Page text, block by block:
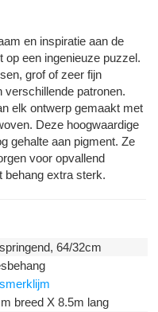
en inspiratie aan de
een ingenieuze puzzel.
grof of zeer fijn
verschillende patronen.
elk ontwerp gemaakt met
Deze hoogwaardige
gehalte aan pigment. Ze
voor opvallend
behang extra sterk.
64/32cm
breed X 8.5m lang